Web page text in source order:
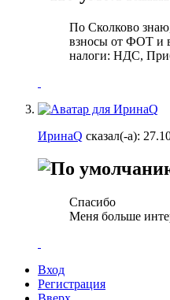
По Сколково
взносы от ФОТ и
налоги: НДС,
ИринаQ сказал(-а):
Спасибо
Меня больше
Вход
Регистрация